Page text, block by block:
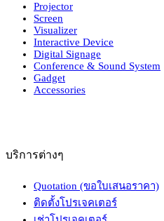
Projector
Screen
Visualizer
Interactive Device
Digital Signage
Conference & Sound System
Gadget
Accessories
บริการต่างๆ
Quotation (ขอใบเสนอราคา)
ติดตั้งโปรเจคเตอร์